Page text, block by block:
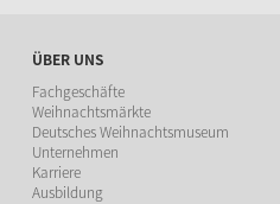
ÜBER UNS
Fachgeschäfte
Weihnachtsmärkte
Deutsches Weihnachtsmuseum
Unternehmen
Karriere
Ausbildung